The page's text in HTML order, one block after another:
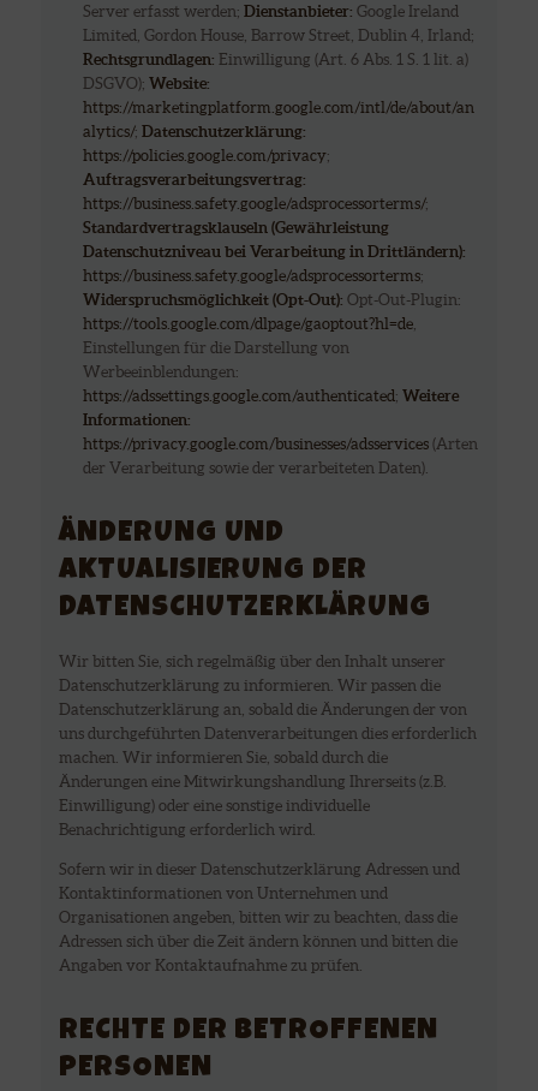
Server erfasst werden; Dienstanbieter: Google Ireland
Limited, Gordon House, Barrow Street, Dublin 4, Irland;
Rechtsgrundlagen: Einwilligung (Art. 6 Abs. 1 S. 1 lit. a)
DSGVO); Website:
https://marketingplatform.google.com/intl/de/about/an
alytics/; Datenschutzerklärung:
https://policies.google.com/privacy;
Auftragsverarbeitungsvertrag:
https://business.safety.google/adsprocessorterms/;
Standardvertragsklauseln (Gewährleistung
Datenschutzniveau bei Verarbeitung in Drittländern):
https://business.safety.google/adsprocessorterms;
Widerspruchsmöglichkeit (Opt-Out): Opt-Out-Plugin:
https://tools.google.com/dlpage/gaoptout?hl=de,
Einstellungen für die Darstellung von
Werbeeinblendungen:
https://adssettings.google.com/authenticated ; Weitere
Informationen:
https://privacy.google.com/businesses/adsservices(Arten
der Verarbeitung sowie der verarbeiteten Daten).
ÄNDERUNG UND
AKTUALISIERUNG DER
DATENSCHUTZERKLÄRUNG
Wir bitten Sie, sich regelmäßig über den Inhalt unserer
Datenschutzerklärung zu informieren. Wir passen die
Datenschutzerklärung an, sobald die Änderungen der von
uns durchgeführten Datenverarbeitungen dies erforderlich
machen. Wir informieren Sie, sobald durch die
Änderungen eine Mitwirkungshandlung Ihrerseits (z.B.
Einwilligung) oder eine sonstige individuelle
Benachrichtigung erforderlich wird.
Sofern wir in dieser Datenschutzerklärung Adressen und
Kontaktinformationen von Unternehmen und
Organisationen angeben, bitten wir zu beachten, dass die
Adressen sich über die Zeit ändern können und bitten die
Angaben vor Kontaktaufnahme zu prüfen.
RECHTE DER BETROFFENEN
PERSONEN